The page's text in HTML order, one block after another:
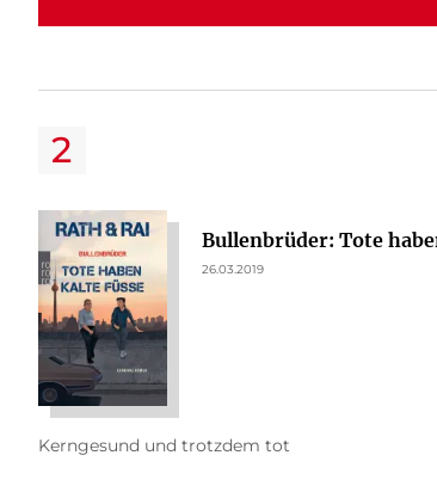
Bullenbrüder: Tote
26.03.2019
Kerngesund und trotzdem tot